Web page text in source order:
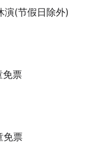
(节假日除外)
免票
免票